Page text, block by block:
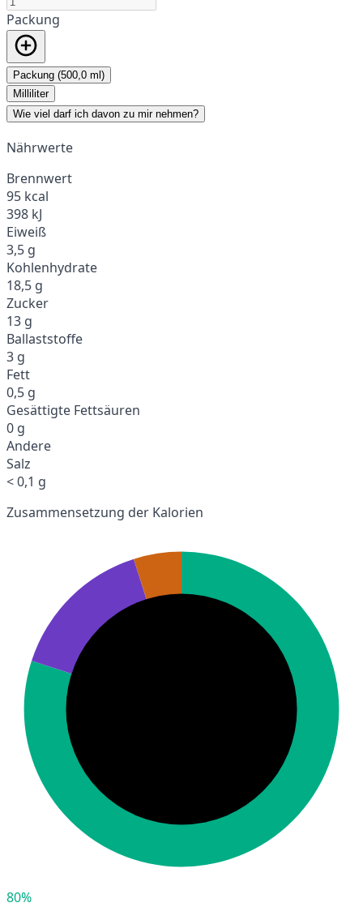
Packung
Packung (500,0 ml)
Milliliter
Wie viel darf ich davon zu mir nehmen?
Nährwerte
Brennwert
95 kcal
398 kJ
Eiweiß
3,5 g
Kohlenhydrate
18,5 g
Zucker
13 g
Ballaststoffe
3 g
Fett
0,5 g
Gesättigte Fettsäuren
0 g
Andere
Salz
< 0,1 g
Zusammensetzung der Kalorien
80%